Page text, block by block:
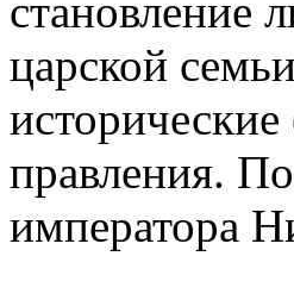
становление
царской
правления.
императора